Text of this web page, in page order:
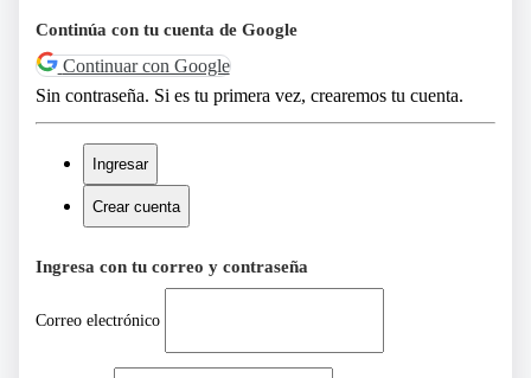
Continúa con tu cuenta de Google
Continuar con Google
Sin contraseña. Si es tu primera vez, crearemos tu cuenta.
Ingresar
Crear cuenta
Ingresa con tu correo y contraseña
Correo electrónico